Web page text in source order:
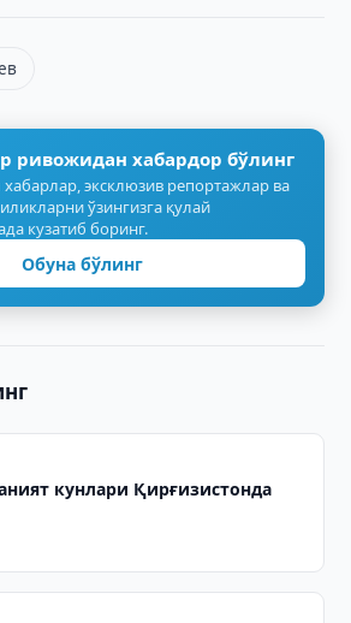
ривожидан хабардор бўлинг
эксклюзив репортажлар ва
ўзингизга қулай
кузатиб боринг.
Обуна бўлинг
кунлари Қирғизистонда